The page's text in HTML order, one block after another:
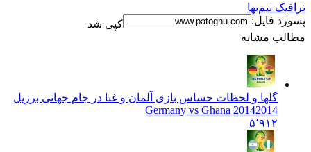
نیم‌بها
فایل:
کپی شد
مشابه
گلها و لحظات حساس بازی آلمان و غنا در جام جهانی برزیل
2014